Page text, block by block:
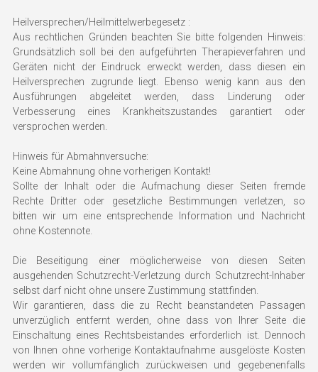
Heilversprechen/Heilmittelwerbegesetz :
Aus rechtlichen Gründen beachten Sie bitte folgenden Hinweis:
Grundsätzlich soll bei den aufgeführten Therapieverfahren und
Geräten nicht der Eindruck erweckt werden, dass diesen ein
Heilversprechen zugrunde liegt. Ebenso wenig kann aus den
Ausführungen abgeleitet werden, dass Linderung oder
Verbesserung eines Krankheitszustandes garantiert oder
versprochen werden.
Hinweis für Abmahnversuche:
Keine Abmahnung ohne vorherigen Kontakt!
Sollte der Inhalt oder die Aufmachung dieser Seiten fremde
Rechte Dritter oder gesetzliche Bestimmungen verletzen, so
bitten wir um eine entsprechende Information und Nachricht
ohne Kostennote.
Die Beseitigung einer möglicherweise von diesen Seiten
ausgehenden Schutzrecht-Verletzung durch Schutzrecht-Inhaber
selbst darf nicht ohne unsere Zustimmung stattfinden.
Wir garantieren, dass die zu Recht beanstandeten Passagen
unverzüglich entfernt werden, ohne dass von Ihrer Seite die
Einschaltung eines Rechtsbeistandes erforderlich ist. Dennoch
von Ihnen ohne vorherige Kontaktaufnahme ausgelöste Kosten
werden wir vollumfänglich zurückweisen und gegebenenfalls